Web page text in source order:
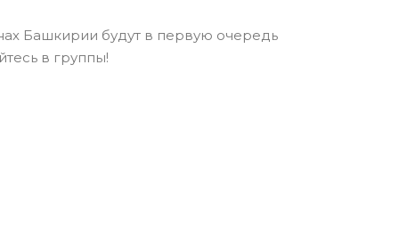
Башкирии будут в первую очередь
в группы!